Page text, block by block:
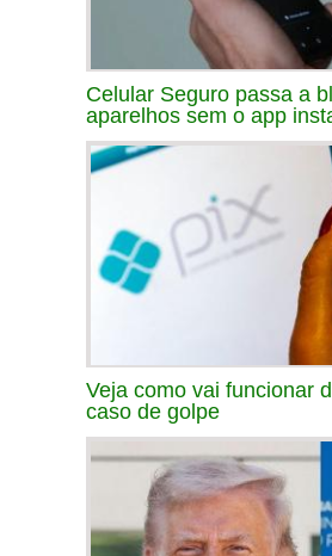
Celular Seguro passa a
aparelhos sem o app
Veja como vai funcionar
caso de golpe